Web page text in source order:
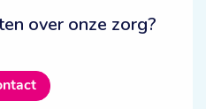
over onze zorg?